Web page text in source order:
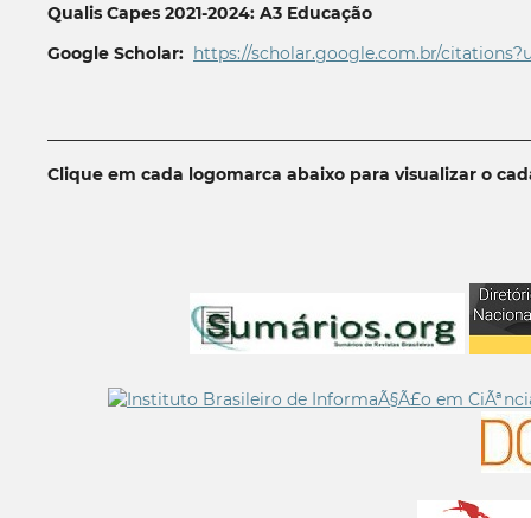
Qualis Capes 2021-2024: A3 Educação
Google Scholar: https://scholar.google.com.br/
Clique em cada logomarca abaixo para visualizar o